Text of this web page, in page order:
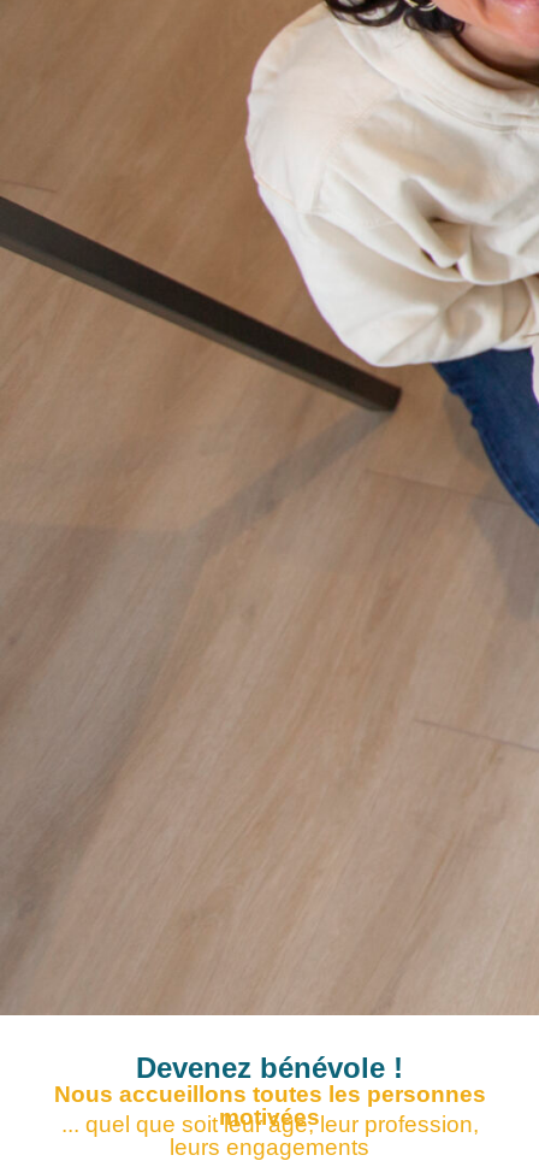
Devenez bénévole !
Nous accueillons toutes les personnes
motivées
... quel que soit leur âge, leur profession,
leurs engagements